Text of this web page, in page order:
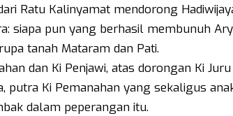
Ratu Kalinyamat mendorong
siapa pun yang berhasil membunuh
tanah Mataram dan Pati.
dan Ki Penjawi, atas dorongan Ki
putra Ki Pemanahan yang sekaligus
dalam peperangan itu.